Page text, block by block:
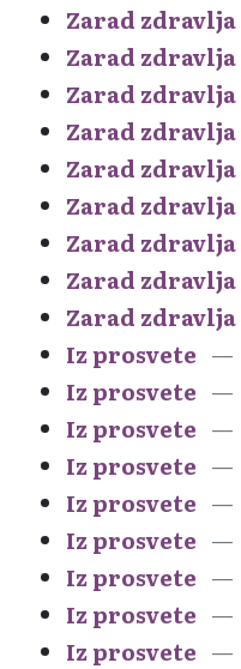
Zarad zdravlja
Zarad zdravlja
Zarad zdravlja
Zarad zdravlja
Zarad zdravlja
Zarad zdravlja
Zarad zdravlja
Zarad zdravlja
Zarad zdravlja
Iz prosvete
Iz prosvete
Iz prosvete
Iz prosvete
Iz prosvete
Iz prosvete
Iz prosvete
Iz prosvete
Iz prosvete